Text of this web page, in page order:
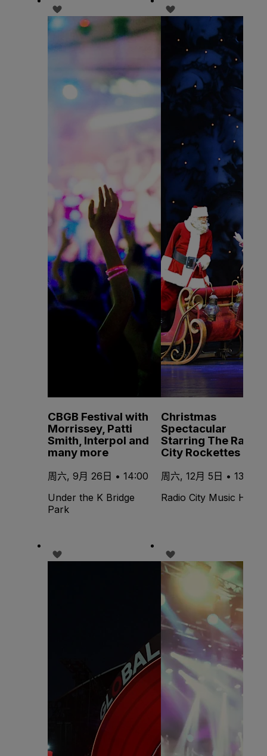
CBGB Festival with
Morrissey, Patti
Smith, Interpol and
many more
周六, 9月 26日 • 14:00
Under the K Bridge
Park
Christmas
Spectacular
Starring The Radio
City Rockettes
周六, 12月 5日 • 13:00
Radio City Music Hall